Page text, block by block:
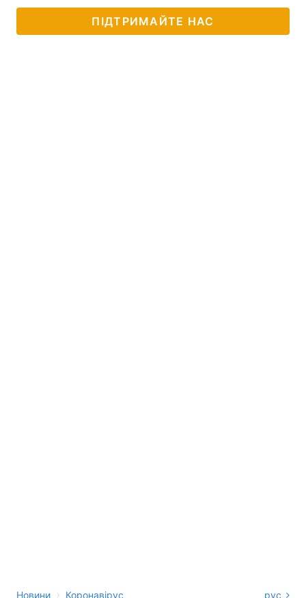
ПІДТРИМАЙТЕ НАС
Новини › Коронавірус рус